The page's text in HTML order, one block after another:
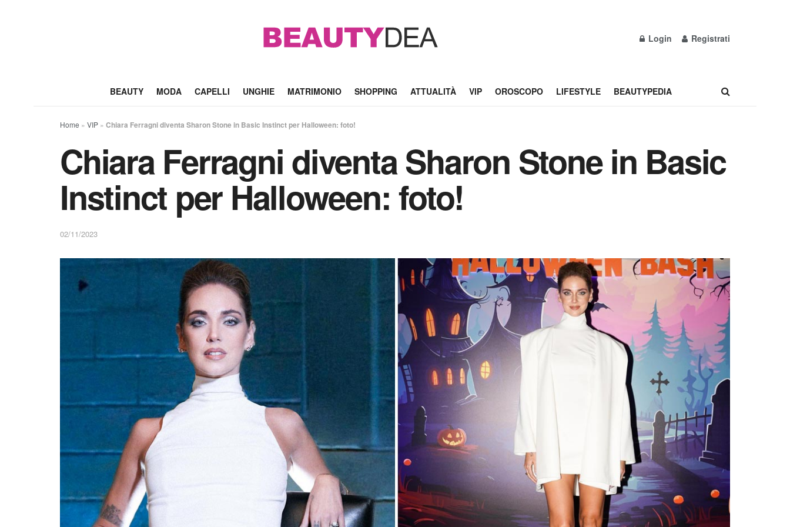
Login Registrati
BEAUTY MODA CAPELLI UNGHIE MATRIMONIO SHOPPING ATTUALITÀ VIP OROSCOPO LIFESTYLE BEAUTYPEDIA
Home » VIP » Chiara Ferragni diventa Sharon Stone in Basic Instinct per Halloween: foto!
Chiara Ferragni diventa Sharon Stone in Basic
Instinct per Halloween: foto!
02/11/2023